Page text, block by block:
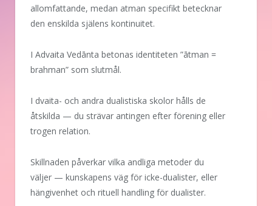
allomfattande, medan atman specifikt betecknar
den enskilda själens kontinuitet.
I Advaita Vedānta betonas identiteten ”ātman =
brahman” som slutmål.
I dvaita- och andra dualistiska skolor hålls de
åtskilda — du strävar antingen efter förening eller
trogen relation.
Skillnaden påverkar vilka andliga metoder du
väljer — kunskapens väg för icke-dualister, eller
hängivenhet och rituell handling för dualister.